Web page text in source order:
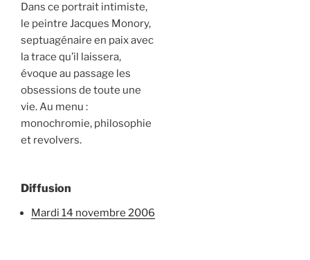
Dans ce portrait intimiste,
le peintre Jacques Monory,
septuagénaire en paix avec
la trace qu’il laissera,
évoque au passage les
obsessions de toute une
vie. Au menu :
monochromie, philosophie
et revolvers.
Diffusion
mardi 14 novembre 2006